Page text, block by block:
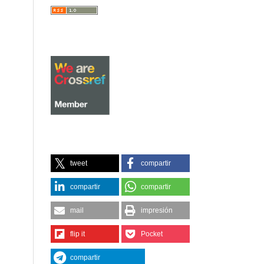
tweet compartir
compartir compartir
mail impresión
flip it Pocket
compartir